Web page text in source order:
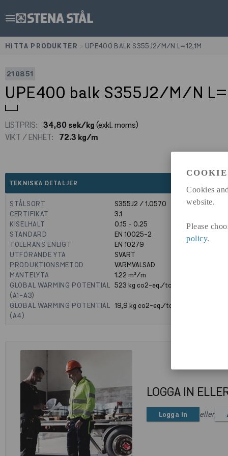
Cookies
website.
Please
policy.
menu
HITTA PRODUKTER UPE400 BALK S355J2/M/N L=12,1M
210851
UPE400 balk S355J2/M/N
LISTPRIS: 34,80 sek/kg(exkl. moms)
VIKT / ENHET:
72.3 kg/m
TEKNISKA DETALJER
STÅLSORT
S355J2 / 1.0570
CERTIFIKAT
3.1
KISELHALT
0.15 - 0.25
STANDARD
EN 10025-2
TOLERANS ENLIGT
EN 10279
UTFÖRANDE YTA
SVART
PRODUKTIONSMETOD
VARMVALSAD
MANTELYTA
1.22m²/m
GLOBAL WARMING POTENTIAL
(A1-A3)
523kg co2-eq./ton
GLOBAL WARMING POTENTIAL
(A4)
19,9kg co2-eq./ton
LOGGA IN
Logga in eller